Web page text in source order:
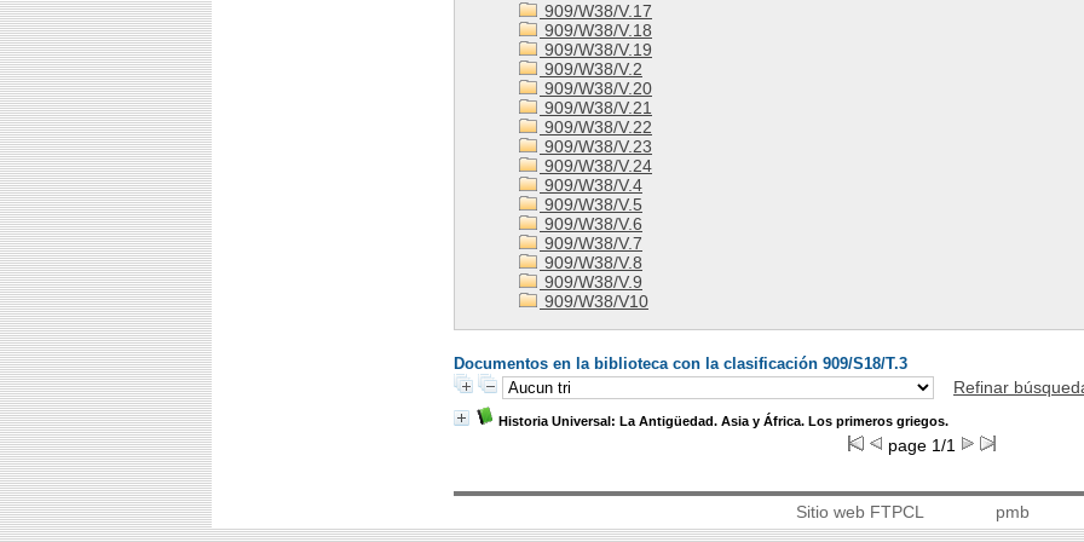
909/W38/V.17
909/W38/V.18
909/W38/V.19
909/W38/V.2
909/W38/V.20
909/W38/V.21
909/W38/V.22
909/W38/V.23
909/W38/V.24
909/W38/V.4
909/W38/V.5
909/W38/V.6
909/W38/V.7
909/W38/V.8
909/W38/V.9
909/W38/V10
Documentos en la biblioteca con la clasificación 909/S18/T.3
Refinar
Historia Universal: La Antigüedad. Asia y África. Los primeros griegos.
page 1/1
Sitio web FTPCL pmb